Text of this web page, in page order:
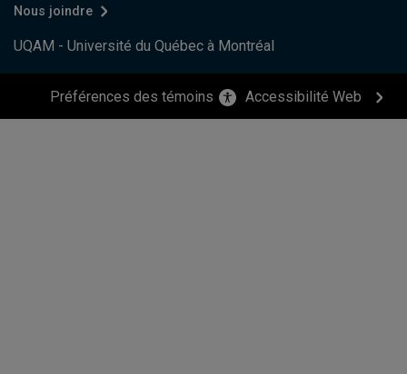
UQAM - Université du Québec à Montréal
Nous joindre
Préférences des témoins Accessibilité Web